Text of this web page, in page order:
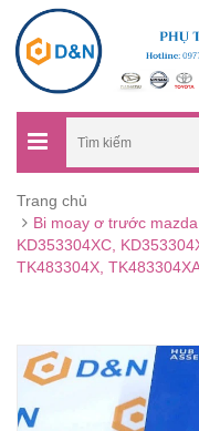
Trang chủ
Bi moay ơ trước
KD353304XC,
TK483304X,